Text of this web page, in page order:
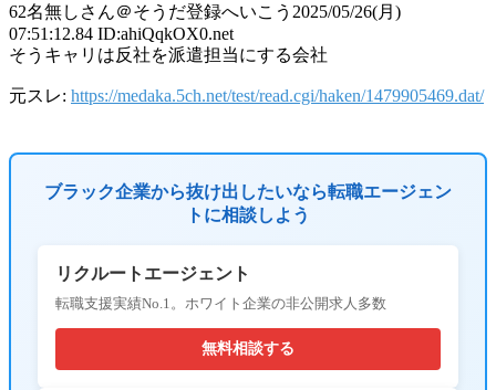
62名無しさん＠そうだ登録へいこう 2025/05/26(月)
07:51:12.84 ID:ahiQqkOX0.net
そうキャリは反社を派遣担当にする会社
元スレ: https://medaka.5ch.net/test/read.cgi/haken/1479905469.dat/
ブラック企業から抜け出したいなら転職エージェン
トに相談しよう
リクルートエージェント
転職支援実績No.1。ホワイト企業の非公開求人多数
無料相談する